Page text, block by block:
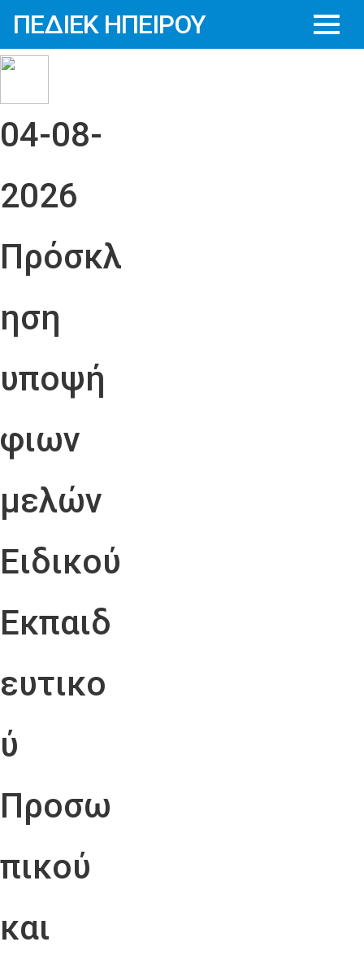
ΠΕΔΙΕΚ ΗΠΕΙΡΟΥ
04-08-
2026
Πρόσκλ
ηση
υποψή
φιων
μελών
Ειδικού
Εκπαιδ
ευτικο
ύ
Προσω
πικού
και